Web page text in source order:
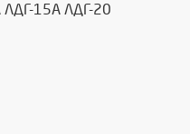
15А ЛДГ-20